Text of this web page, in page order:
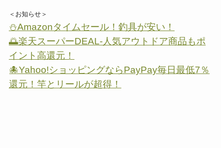
＜お知らせ＞
⛄Amazonタイムセール！釣具が安い！
🌅楽天スーパーDEAL-人気アウトドア商品もポ
イント高還元！
🐙Yahoo!ショッピングならPayPay毎日最低7％
還元！竿とリールが超得！